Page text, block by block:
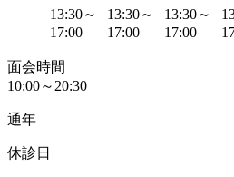
13:30～
17:00
13:30～
17:00
13:30～
17:00
面会時間
10:00～20:30
通年
休診日